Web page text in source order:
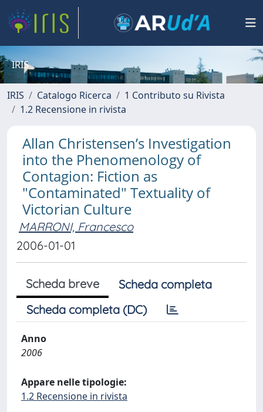
IRIS
IRIS Catalogo Ricerca
1 Contributo su Rivista
1.2 Recensione in rivista
Allan Christensen’s Investigation
into the Phenomenology of
Contagion: Fiction as
"Contaminated" Textuality of
Victorian Culture
MARRONI, Francesco
2006-01-01
Scheda breve
Scheda completa
Scheda completa (DC)
Anno
2006
Appare nelle tipologie:
1.2 Recensione in rivista